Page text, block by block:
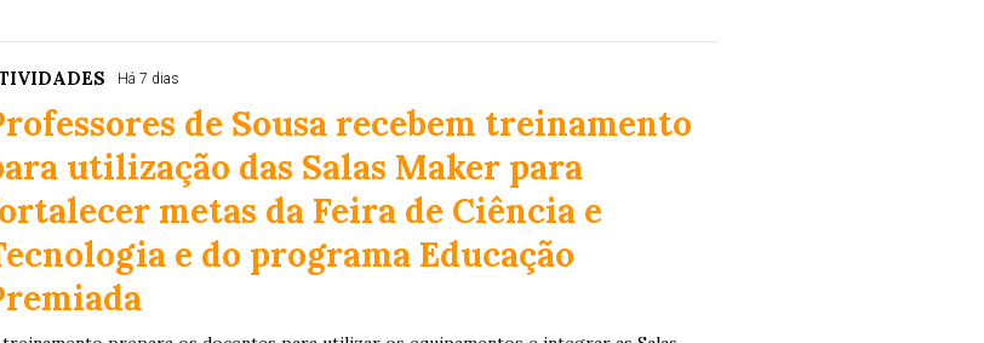
Há 7 dias
de Sousa recebem treinamento
utilização das Salas Maker para
metas da Feira de Ciência e
e do programa Educação